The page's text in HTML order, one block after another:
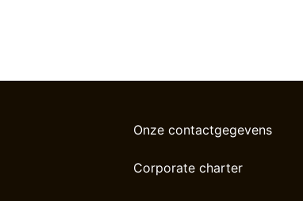
Onze contactgegevens
Corporate charter